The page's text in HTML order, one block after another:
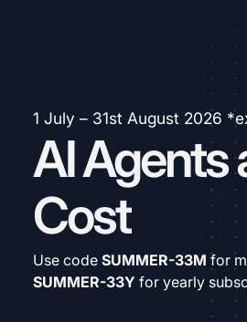
1 July – 31st August 2026
AI Agents
Cost
Use code SUMMER-33M for
SUMMER-33Y for yearly